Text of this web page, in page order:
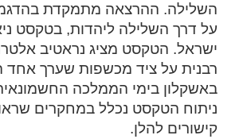
השלילה. ההרצאה מתמקדת
על דרך השלילה ליהדות, בטקסט
ישראל. הטקסט מציג נראטיב
רבנית על ציד מכשפות שערך אחד
באשקלון בימי הממלכה
ניתוח הטקסט נכלל במחקרים
קישורים להלן.